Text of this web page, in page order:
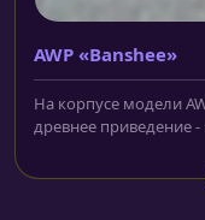
AWP «Banshee»
На корпусе модели
древнее приведение